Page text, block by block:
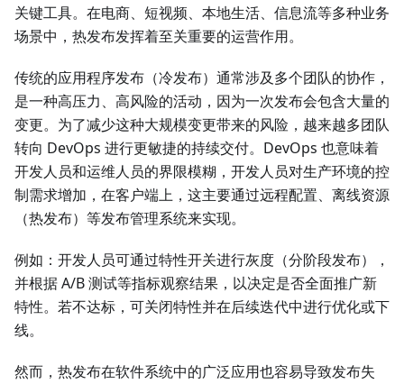
关键工具。在电商、短视频、本地生活、信息流等多种业务
场景中，热发布发挥着至关重要的运营作用。
传统的应用程序发布（冷发布）通常涉及多个团队的协作，
是一种高压力、高风险的活动，因为一次发布会包含大量的
变更。为了减少这种大规模变更带来的风险，越来越多团队
转向 DevOps 进行更敏捷的持续交付。DevOps 也意味着
开发人员和运维人员的界限模糊，开发人员对生产环境的控
制需求增加，在客户端上，这主要通过远程配置、离线资源
（热发布）等发布管理系统来实现。
例如：开发人员可通过特性开关进行灰度（分阶段发布），
并根据 A/B 测试等指标观察结果，以决定是否全面推广新
特性。若不达标，可关闭特性并在后续迭代中进行优化或下
线。
然而，热发布在软件系统中的广泛应用也容易导致发布失